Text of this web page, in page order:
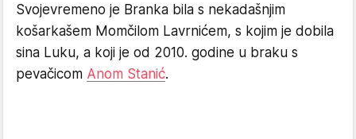
Svojevremeno je Branka bila s nekadašnjim
košarkašem Momčilom Lavrnićem, s kojim je dobila
sina Luku, a koji je od 2010. godine u braku s
pevačicom Anom Stanić.